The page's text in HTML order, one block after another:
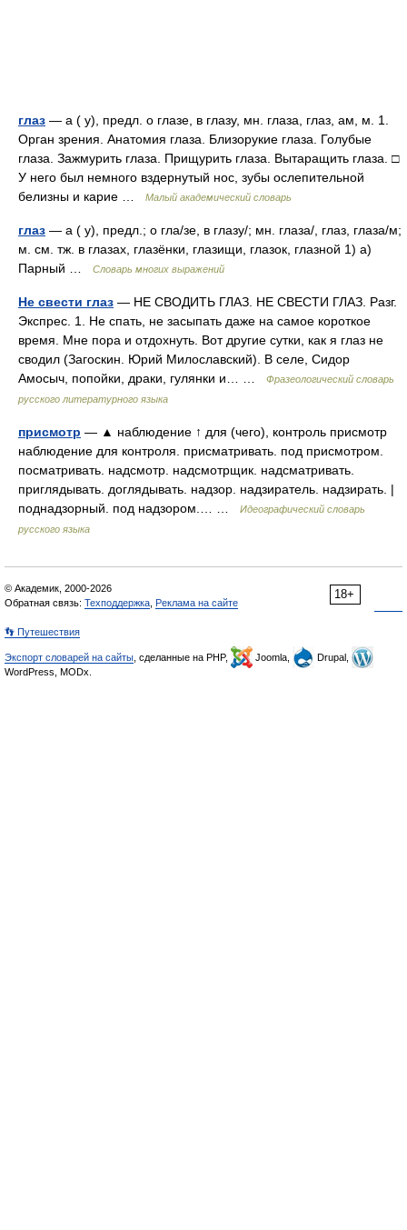
глаз — а ( у), предл. о глазе, в глазу, мн. глаза, глаз, ам, м. 1.
Орган зрения. Анатомия глаза. Близорукие глаза. Голубые
глаза. Зажмурить глаза. Прищурить глаза. Вытаращить глаза. □
У него был немного вздернутый нос, зубы ослепительной
белизны и карие …
Малый академический словарь
глаз — а ( у), предл.; о гла/зе, в глазу/; мн. глаза/, глаз, глаза/м;
м. см. тж. в глазах, глазёнки, глазищи, глазок, глазной 1) а)
Парный …
Словарь многих выражений
Не свести глаз — НЕ СВОДИТЬ ГЛАЗ. НЕ СВЕСТИ ГЛАЗ. Разг.
Экспрес. 1. Не спать, не засыпать даже на самое короткое
время. Мне пора и отдохнуть. Вот другие сутки, как я глаз не
сводил (Загоскин. Юрий Милославский). В селе, Сидор
Амосыч, попойки, драки, гулянки и… …
Фразеологический словарь
русского литературного языка
присмотр — ▲ наблюдение ↑ для (чего), контроль присмотр
наблюдение для контроля. присматривать. под присмотром.
посматривать. надсмотр. надсмотрщик. надсматривать.
приглядывать. доглядывать. надзор. надзиратель. надзирать. |
поднадзорный. под надзором.… …
Идеографический словарь
русского языка
18+
© Академик, 2000-2026
Обратная связь: Техподдержка Реклама на сайте
👣 Путешествия
Экспорт словарей на сайты , сделанные на PHP, Joomla,
Drupal,
WordPress, MODx.